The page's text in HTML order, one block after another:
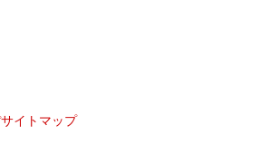
サイトマップ